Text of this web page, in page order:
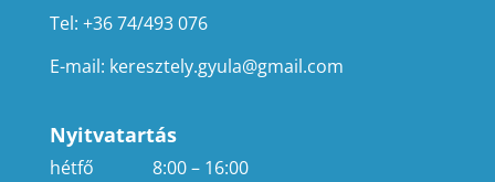
Tel: +36 74/493 076
E-mail: keresztely.gyula@gmail.com
Nyitvatartás
hétfő
8:00 – 16:00